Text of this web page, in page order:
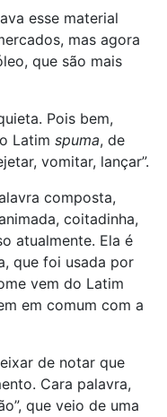
esse material
mas agora
que são mais
Pois bem,
Latim spuma, de
vomitar, lançar”.
composta,
coitadinha,
atualmente. Ela é
que foi usada por
vem do Latim
em comum com a
de notar que
Cara palavra,
que veio de uma